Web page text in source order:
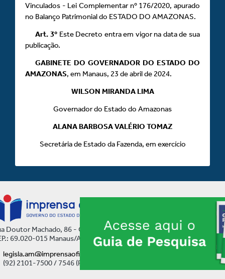
Vinculados - Lei Complementar nº 176/2020, apurado
no Balanço Patrimonial do ESTADO DO AMAZONAS.
Art. 3ºEste Decreto entra em vigor na data de sua
publicação.
GABINETE DO GOVERNADOR DO ESTADO DO
AMAZONAS, em Manaus, 23 de abril de 2024.
WILSON MIRANDA LIMA
Governador do Estado do Amazonas
ALANA BARBOSA VALÉRIO TOMAZ
Secretária de Estado da Fazenda, em exercício
Doutor Machado, 86 - Centro
69.020-015 Manaus/AM
legisla.am@imprensaoficial.am.gov.br
(92) 2101-7500 / 7546 (Ramal)